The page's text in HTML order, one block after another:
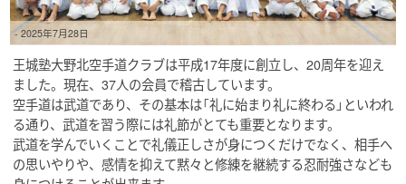
-2025年7月28日
王城塾大野北空手道クラブは平成17年度に創立し、20周年を迎え
ました。現在、37人の会員で稽古しています。
空手道は武道であり、その基本は「礼に始まり礼に終わる」といわれ
る通り、武道を習う際には礼節がとても重要となります。
武道を学んでいくことで礼儀正しさが身につくだけでなく、相手へ
の思いやりや、感情を抑えて黙々と修練を継続する忍耐強さなども